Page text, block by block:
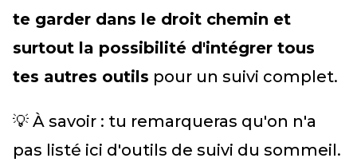
te garder dans le droit chemin et
surtout la possibilité d'intégrer tous
tes autres outils pour un suivi complet.
💡 À savoir : tu remarqueras qu'on n'a
pas listé ici d'outils de suivi du sommeil.